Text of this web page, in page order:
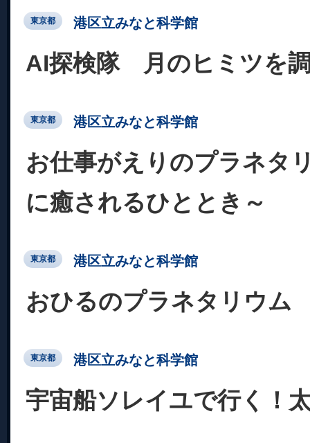
東京都 港区立みなと科学館
AI探検隊 月のヒミツを
東京都 港区立みなと科学館
お仕事がえりのプラネタ
に癒されるひととき～
東京都 港区立みなと科学館
おひるのプラネタリウム
東京都 港区立みなと科学館
宇宙船ソレイユで行く！